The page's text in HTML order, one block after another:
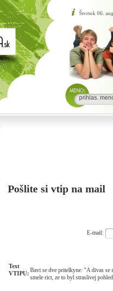
Štvrtok 06.
Pošlite si vtip na mail
E-mail:
Text
VTIPU: Bavi se dve pritelkyne: "A divas se
smele rict, ze to byl straslivej